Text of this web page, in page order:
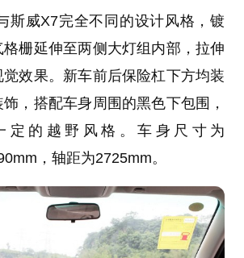
斯威X7完全不同的设计风格，镀
栅延伸至两侧大灯组内部，拉伸
效果。新车前后保险杠下方均装
，搭配车身周围的黑色下包围，
定的越野风格。车身尺寸为
，轴距为2725mm。